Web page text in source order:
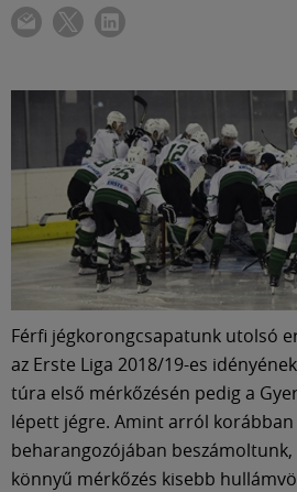
Férfi jégkorongcsapatunk utolsó
az Erste Liga 2018/19-es
túra első mérkőzésén pedig a
lépett jégre. Amint arról korábban
beharangozójában
könnyű mérkőzés kisebb
Szolgáltatások
Shop
Közösség
Múzeum
English